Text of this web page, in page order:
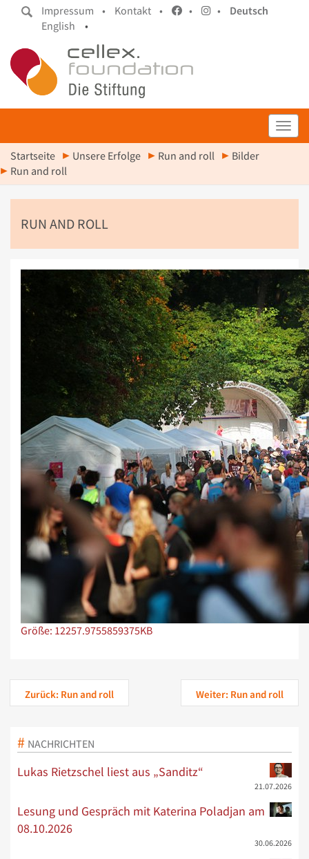
Impressum • Kontakt • • •
Deutsch
English
•
Startseite Unsere Erfolge Run and roll
Bilder
Run and roll
RUN AND ROLL
Zeige Bild in voller Größe…
Größe: 12257.9755859375KB
Zurück: Run and roll Weiter: Run and roll
NACHRICHTEN
Lukas Rietzschel liest aus „Sanditz“
21.07.2026
Lesung und Gespräch mit Katerina Poladjan am
08.10.2026
30.06.2026